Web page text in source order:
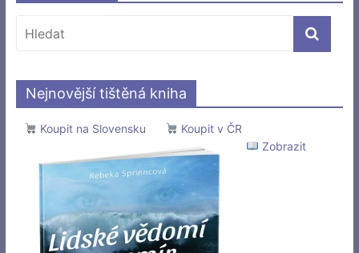
Nejnovější tištěná kniha
Koupit na Slovensku
Koupit v ČR
Zobrazit